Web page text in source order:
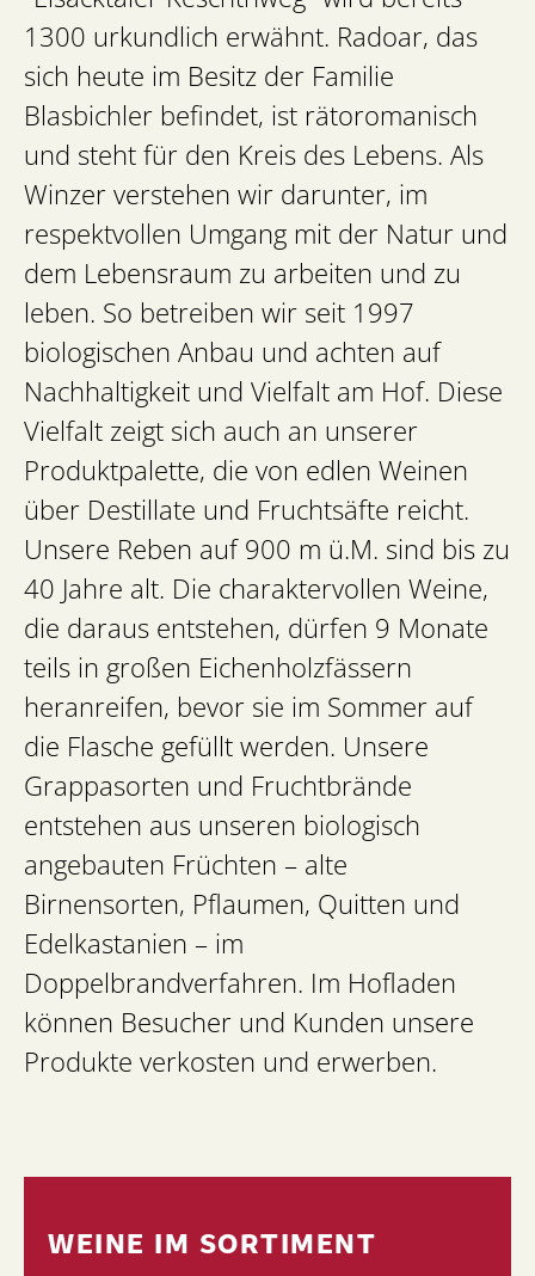
1300 urkundlich erwähnt. Radoar, das
sich heute im Besitz der Familie
Blasbichler befindet, ist rätoromanisch
und steht für den Kreis des Lebens. Als
Winzer verstehen wir darunter, im
respektvollen Umgang mit der Natur und
dem Lebensraum zu arbeiten und zu
leben. So betreiben wir seit 1997
biologischen Anbau und achten auf
Nachhaltigkeit und Vielfalt am Hof. Diese
Vielfalt zeigt sich auch an unserer
Produktpalette, die von edlen Weinen
über Destillate und Fruchtsäfte reicht.
Unsere Reben auf 900 m ü.M. sind bis zu
40 Jahre alt. Die charaktervollen Weine,
die daraus entstehen, dürfen 9 Monate
teils in großen Eichenholzfässern
heranreifen, bevor sie im Sommer auf
die Flasche gefüllt werden. Unsere
Grappasorten und Fruchtbrände
entstehen aus unseren biologisch
angebauten Früchten – alte
Birnensorten, Pflaumen, Quitten und
Edelkastanien – im
Doppelbrandverfahren. Im Hofladen
können Besucher und Kunden unsere
Produkte verkosten und erwerben.
WEINE IM SORTIMENT